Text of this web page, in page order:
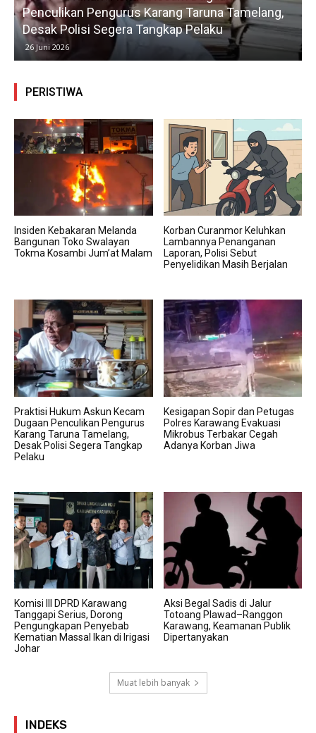
Penculikan Pengurus Karang Taruna Tamelang,
Desak Polisi Segera Tangkap Pelaku
26 Juni 2026
PERISTIWA
Insiden Kebakaran Melanda
Bangunan Toko Swalayan
Tokma Kosambi Jum’at Malam
Korban Curanmor Keluhkan
Lambannya Penanganan
Laporan, Polisi Sebut
Penyelidikan Masih Berjalan
Praktisi Hukum Askun Kecam
Dugaan Penculikan Pengurus
Karang Taruna Tamelang,
Desak Polisi Segera Tangkap
Pelaku
Kesigapan Sopir dan Petugas
Polres Karawang Evakuasi
Mikrobus Terbakar Cegah
Adanya Korban Jiwa
Komisi III DPRD Karawang
Tanggapi Serius, Dorong
Pengungkapan Penyebab
Kematian Massal Ikan di Irigasi
Johar
Aksi Begal Sadis di Jalur
Totoang Plawad–Ranggon
Karawang, Keamanan Publik
Dipertanyakan
Muat lebih banyak
INDEKS